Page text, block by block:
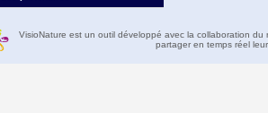
VisioNature est un outil développé avec la collaboration
partager en temps réel